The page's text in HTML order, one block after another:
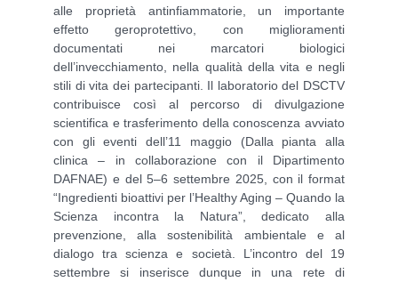
alle proprietà antinfiammatorie, un importante
effetto geroprotettivo, con miglioramenti
documentati nei marcatori biologici
dell’invecchiamento, nella qualità della vita e negli
stili di vita dei partecipanti. Il laboratorio del DSCTV
contribuisce così al percorso di divulgazione
scientifica e trasferimento della conoscenza avviato
con gli eventi dell’11 maggio (Dalla pianta alla
clinica – in collaborazione con il Dipartimento
DAFNAE) e del 5–6 settembre 2025, con il format
“Ingredienti bioattivi per l’Healthy Aging – Quando la
Scienza incontra la Natura”, dedicato alla
prevenzione, alla sostenibilità ambientale e al
dialogo tra scienza e società. L’incontro del 19
settembre si inserisce dunque in una rete di